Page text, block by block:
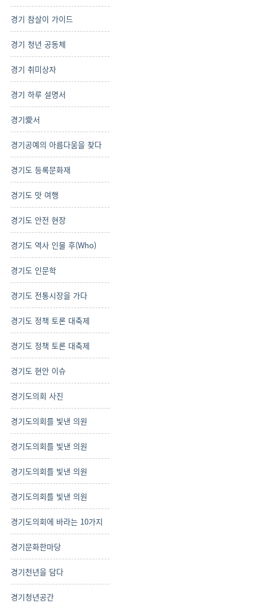
경기 참살이 가이드
경기 청년 공동체
경기 취미상자
경기 하루 설명서
경기愛서
경기공예의 아름다움을 찾다
경기도 등록문화재
경기도 맛 여행
경기도 안전 현장
경기도 역사 인물 후(Who)
경기도 인문학
경기도 전통시장을 가다
경기도 정책 토론 대축제
경기도 정책 토론 대축제
경기도 현안 이슈
경기도의회 사진
경기도의회를 빛낸 의원
경기도의회를 빛낸 의원
경기도의회를 빛낸 의원
경기도의회를 빛낸 의원
경기도의회에 바라는 10가지
경기문화한마당
경기천년을 담다
경기청년공간